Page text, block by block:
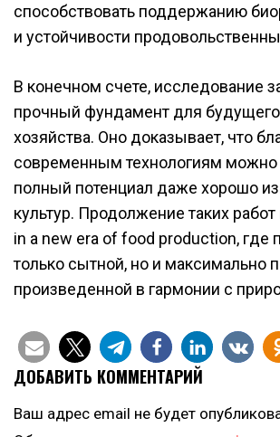
способствовать поддержанию
и устойчивости
В конечном счете, исследование
прочный фундамент для будущего
хозяйства. Оно доказывает, что
современным технологиям можно
полный потенциал даже хорошо
культур. Продолжение таких
in a new era of food production, где
только сытной, но и максимально
произведенной в гармонии с
ДОБАВИТЬ КОММЕНТАРИЙ
Ваш адрес email не будет